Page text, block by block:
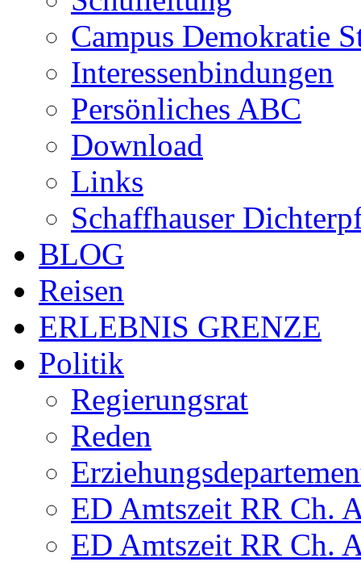
Campus Demokratie
Interessenbindungen
Persönliches ABC
Download
Links
Schaffhauser
BLOG
Reisen
ERLEBNIS GRENZE
Politik
Regierungsrat
Reden
ED Amtszeit RR Ch.
ED Amtszeit RR Ch.